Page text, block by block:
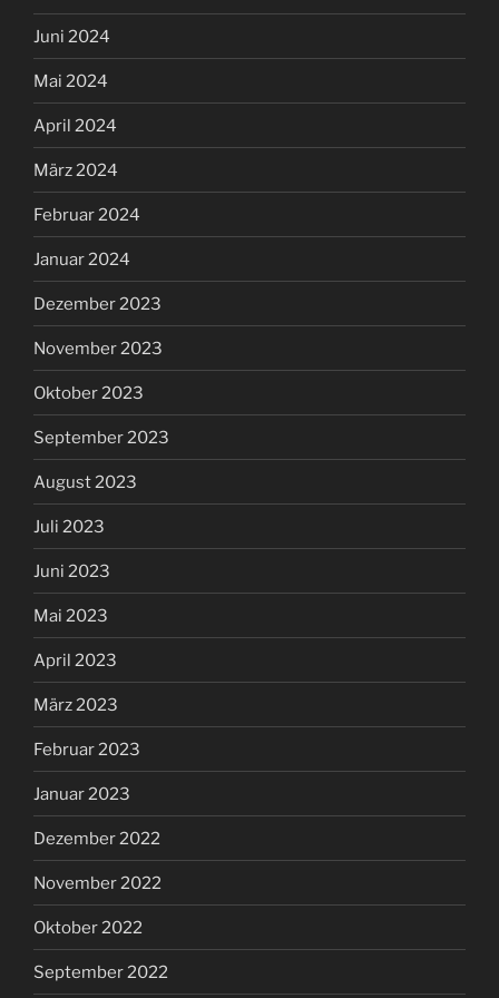
Juni 2024
Mai 2024
April 2024
März 2024
Februar 2024
Januar 2024
Dezember 2023
November 2023
Oktober 2023
September 2023
August 2023
Juli 2023
Juni 2023
Mai 2023
April 2023
März 2023
Februar 2023
Januar 2023
Dezember 2022
November 2022
Oktober 2022
September 2022